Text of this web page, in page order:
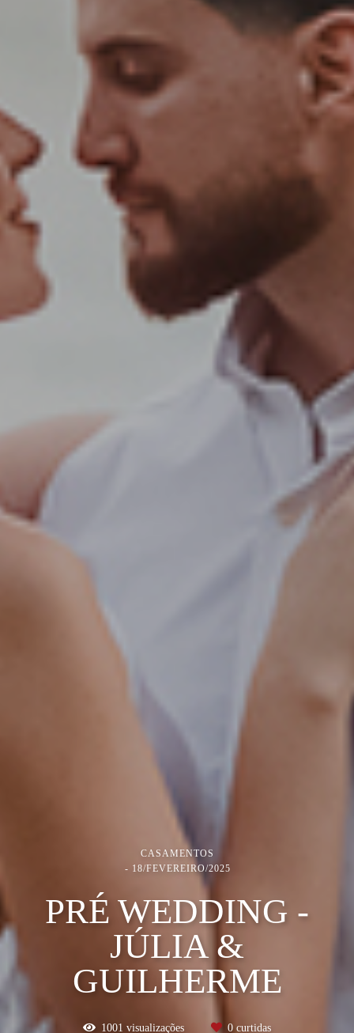
CASAMENTOS
18/FEVEREIRO/2025
PRÉ WEDDING -
JÚLIA &
GUILHERME
1001 visualizações 0 curtidas